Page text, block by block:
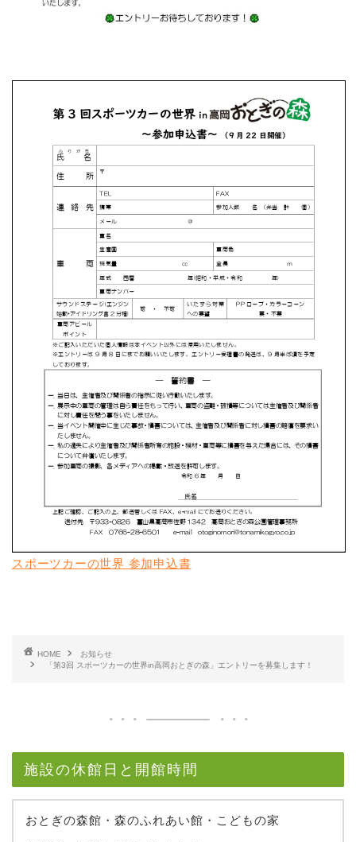
スポーツカーの世界 参加申込書
HOME
お知らせ
「第3回 スポーツカーの世界in高岡おとぎの森」エントリーを募集します！
施設の休館日と開館時間
おとぎの森館・森のふれあい館・こどもの家